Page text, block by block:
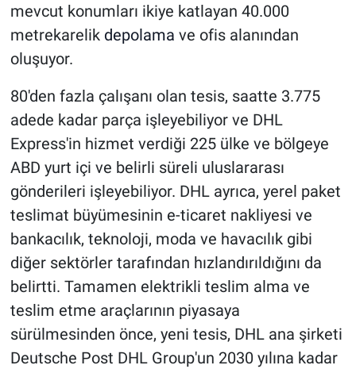
mevcut konumları ikiye katlayan 40.000
metrekarelik depolama ve ofis alanından
oluşuyor.
80'den fazla çalışanı olan tesis, saatte 3.775
adede kadar parça işleyebiliyor ve DHL
Express'in hizmet verdiği 225 ülke ve bölgeye
ABD yurt içi ve belirli süreli uluslararası
gönderileri işleyebiliyor. DHL ayrıca, yerel paket
teslimat büyümesinin e-ticaret nakliyesi ve
bankacılık, teknoloji, moda ve havacılık gibi
diğer sektörler tarafından hızlandırıldığını da
belirtti. Tamamen elektrikli teslim alma ve
teslim etme araçlarının piyasaya
sürülmesinden önce, yeni tesis, DHL ana şirketi
Deutsche Post DHL Group'un 2030 yılına kadar